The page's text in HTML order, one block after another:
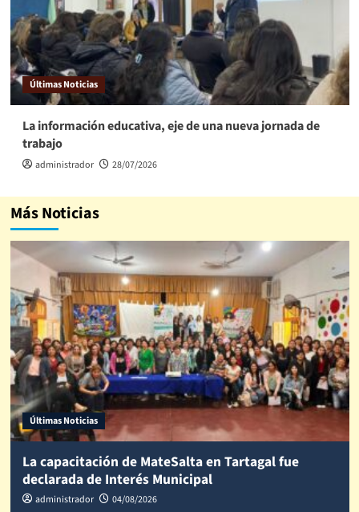
Últimas Noticias
La información educativa, eje de una nueva jornada de
trabajo
administrador 28/07/2026
Más Noticias
Últimas Noticias
La capacitación de MateSalta en Tartagal fue
declarada de Interés Municipal
administrador 04/08/2026